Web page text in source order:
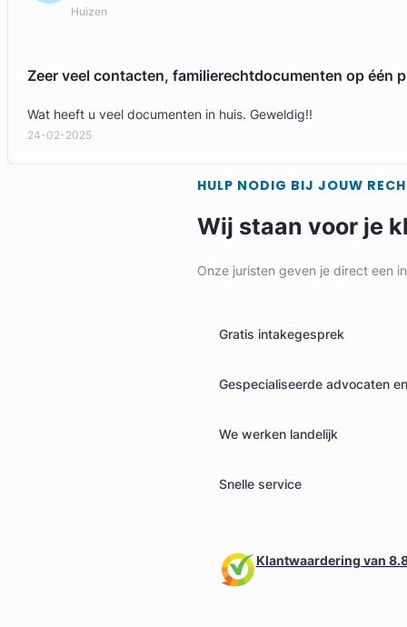
Huizen
Zeer veel contacten, familierechtdocumenten op één
Wat heeft u veel documenten in huis. Geweldig!!
24-02-2025
HULP NODIG BIJ JOUW
Wij staan voor je
Onze juristen geven je direct een
Gratis intakegesprek
Gespecialiseerde advocaten
We werken landelijk
Snelle service
Klantwaardering van